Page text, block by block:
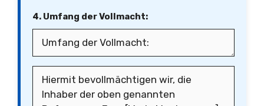
4. Umfang der Vollmacht: